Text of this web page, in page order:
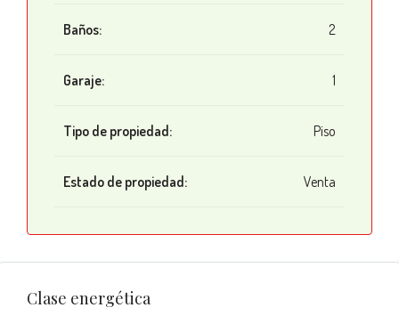
Baños: 2
Garaje: 1
Tipo de propiedad: Piso
Estado de propiedad: Venta
Clase energética